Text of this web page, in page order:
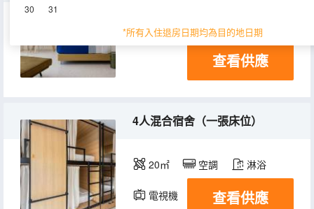
30 31
*所有入住退房日期均為目的地日期
42㎡ 空調 電視機
查看供應
4人混合宿舍（一張床位）
20㎡ 空調 淋浴
電視機 查看供應